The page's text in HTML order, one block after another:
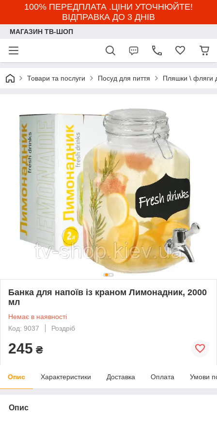
100% ПЕРЕДПЛАТА .ЦІНИ УТОЧНЮЙТЕ!
ВІДПРАВКА ДО 3 ДНІВ
МАГАЗИН ТВ-ШОП
Товари та послуги Посуд для пиття Пляшки \ фляги
Банка для напоїв із краном Лимонадник, 2000
мл
Немає в наявності
Код: 9037
Роздріб
245 ₴
Опис Характеристики Доставка Оплата Умови
Опис